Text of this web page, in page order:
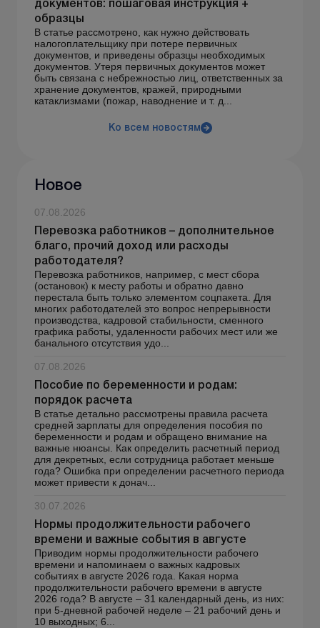
документов: пошаговая инструкция +
образцы
В статье рассмотрено, как нужно действовать
налогоплательщику при потере первичных
документов, и приведены образцы необходимых
документов. Утеря первичных документов может
быть связана с небрежностью лиц, ответственных за
хранение документов, кражей, природными
катаклизмами (пожар, наводнение и т. д...
Ко всем новостям
Новое
07.08.2026
Перевозка работников – дополнительное
благо, прочий доход или расходы
работодателя?
Перевозка работников, например, с мест сбора
(остановок) к месту работы и обратно давно
перестала быть только элементом соцпакета. Для
многих работодателей это вопрос непрерывности
производства, кадровой стабильности, сменного
графика работы, удаленности рабочих мест или же
банального отсутствия удо...
07.08.2026
Пособие по беременности и родам:
порядок расчета
В статье детально рассмотрены правила расчета
средней зарплаты для определения пособия по
беременности и родам и обращено внимание на
важные нюансы. Как определить расчетный период
для декретных, если сотрудница работает меньше
года? Ошибка при определении расчетного периода
может привести к донач...
30.07.2026
Нормы продолжительности рабочего
времени и важные события в августе
Приводим нормы продолжительности рабочего
времени и напоминаем о важных кадровых
событиях в августе 2026 года. Какая норма
продолжительности рабочего времени в августе
2026 года? В августе – 31 календарный день, из них:
при 5-дневной рабочей неделе – 21 рабочий день и
10 выходных; 6...